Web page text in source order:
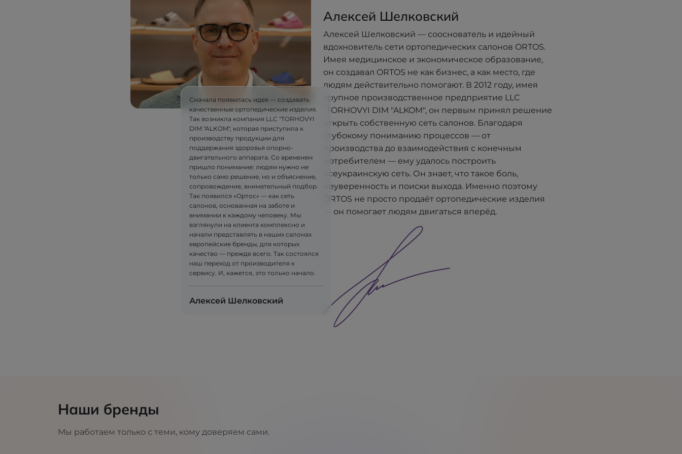
Сначала появилась идея — создавать
качественные ортопедические изделия.
Так возникла компания LLC "TORHOVYI
DIM "ALKOM", которая приступила к
производству продукции для
поддержания здоровья опорно-
двигательного аппарата. Со временем
пришло понимание: людям нужно не
только само решение, но и объяснение,
сопровождение, внимательный подбор.
Так появился «Ортос» — как сеть
салонов, основанная на заботе и
внимании к каждому человеку. Мы
взглянули на клиента комплексно и
начали представлять в наших салонах
европейские бренды, для которых
качество — прежде всего. Так состоялся
наш переход от производителя к
сервису. И, кажется, это только начало.
Алексей Шелковский
Алексей Шелковский
Алексей Шелковский — сооснователь и идейный
вдохновитель сети ортопедических салонов ORTOS.
Имея медицинское и экономическое образование,
он создавал ORTOS не как бизнес, а как место, где
людям действительно помогают. В 2012 году, имея
крупное производственное предприятие LLC
"TORHOVYI DIM "ALKOM", он первым принял решение
открыть собственную сеть салонов. Благодаря
глубокому пониманию процессов — от
производства до взаимодействия с конечным
потребителем — ему удалось построить
всеукраинскую сеть. Он знает, что такое боль,
неуверенность и поиски выхода. Именно поэтому
ORTOS не просто продаёт ортопедические изделия
— он помогает людям двигаться вперёд.
Наши бренды
Мы работаем только с теми, кому доверяем сами.